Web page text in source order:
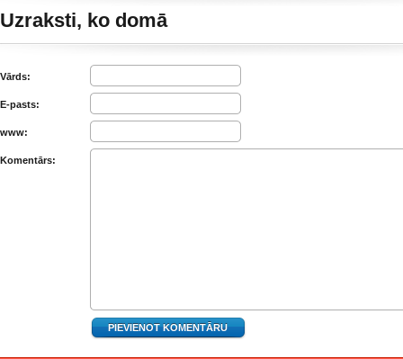
Uzraksti, ko domā
Vārds:
E-pasts:
www:
Komentārs: